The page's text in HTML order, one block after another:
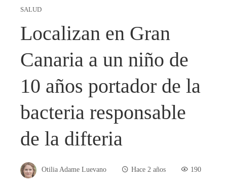
SALUD
Localizan en Gran
Canaria a un niño de
10 años portador de la
bacteria responsable
de la difteria
Otilia Adame Luevano Hace 2 años 190